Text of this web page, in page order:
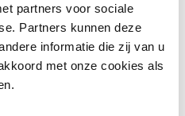
partners voor sociale
Partners kunnen deze
informatie die zij van u
met onze cookies als